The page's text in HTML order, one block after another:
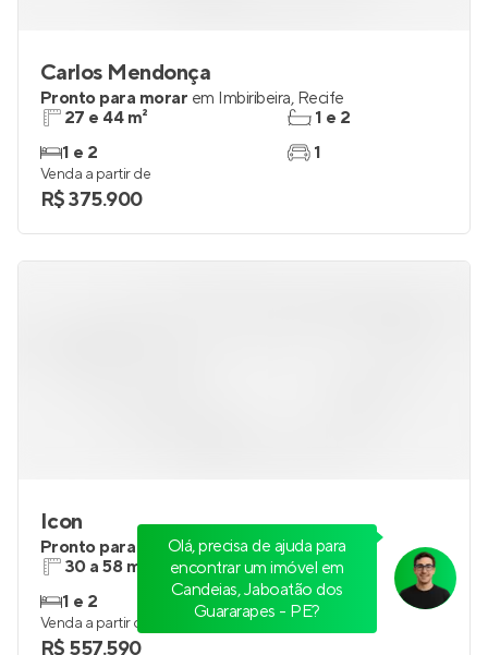
Carlos Mendonça
Pronto para morar em Imbiribeira, Recife
27 e 44 m²
1 e 2
1 e 2
1
Venda a partir de
R$ 375.900
Icon
Pronto para moraremBoa Viagem, Recife
30 a 58 m²
1 e 2
1
1
Venda a partir de
R$ 557.590
Olá, precisa de ajuda para
encontrar um imóvel em
Candeias, Jaboatão dos
Guararapes - PE?